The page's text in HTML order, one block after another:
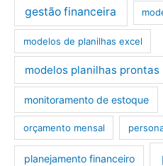
gestão financeira
modelos de planilhas excel
modelos planilhas prontas
monitoramento de estoque
orçamento mensal
planejamento financeiro